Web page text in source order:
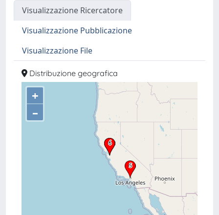
Visualizzazione Ricercatore
Visualizzazione Pubblicazione
Visualizzazione File
Distribuzione geografica
+
–